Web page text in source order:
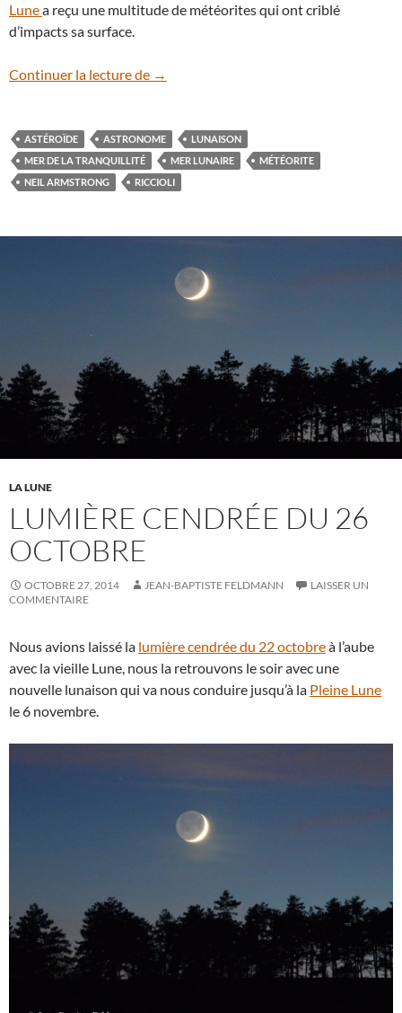
Lunea reçu une multitude de météorites qui ont criblé
d’impacts sa surface.
Continuer la lecture de Quelle est l’origine des mers lunaires ?
→
ASTÉROÏDE ASTRONOME
LUNAISON
MER DE LA TRANQUILLITÉ
MER LUNAIRE
MÉTÉORITE
NEIL ARMSTRONG
RICCIOLI
LA LUNE
LUMIÈRE CENDRÉE DU 26
OCTOBRE
OCTOBRE 27, 2014 JEAN-BAPTISTE FELDMANN
LAISSER UN
COMMENTAIRE
Nous avions laissé la lumière cendrée du 22 octobreà l’aube
avec la vieille Lune, nous la retrouvons le soir avec une
nouvelle lunaison qui va nous conduire jusqu’à la Pleine Lune
le 6 novembre.